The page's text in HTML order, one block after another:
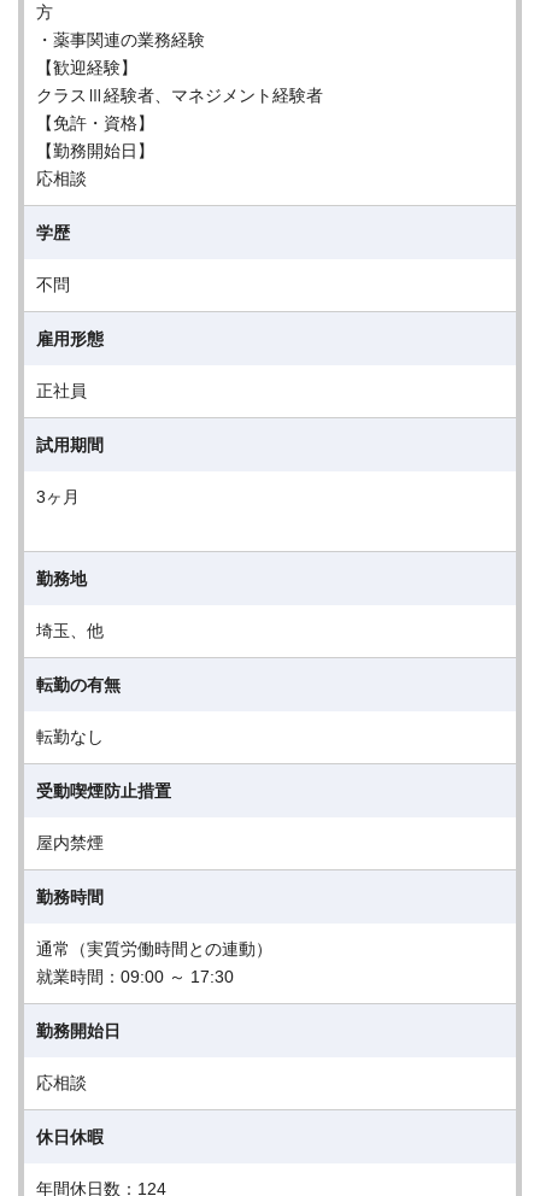
方
・薬事関連の業務経験
【歓迎経験】
クラスⅢ経験者、マネジメント経験者
【免許・資格】
【勤務開始日】
応相談
学歴
不問
雇用形態
正社員
試用期間
3ヶ月
勤務地
埼玉、他
転勤の有無
転勤なし
受動喫煙防止措置
屋内禁煙
勤務時間
通常（実質労働時間との連動）
就業時間：09:00 ～ 17:30
勤務開始日
応相談
休日休暇
年間休日数：124